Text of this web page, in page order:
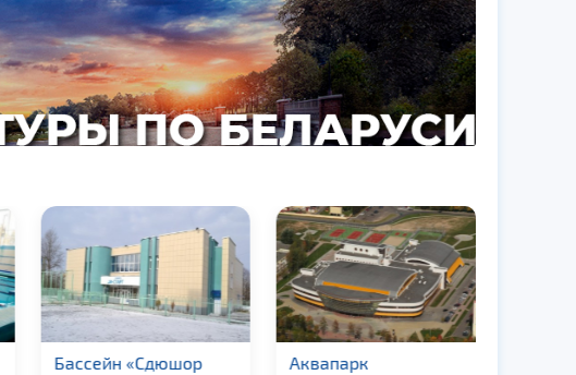
Бассейн «Сдюшор
Аквапарк